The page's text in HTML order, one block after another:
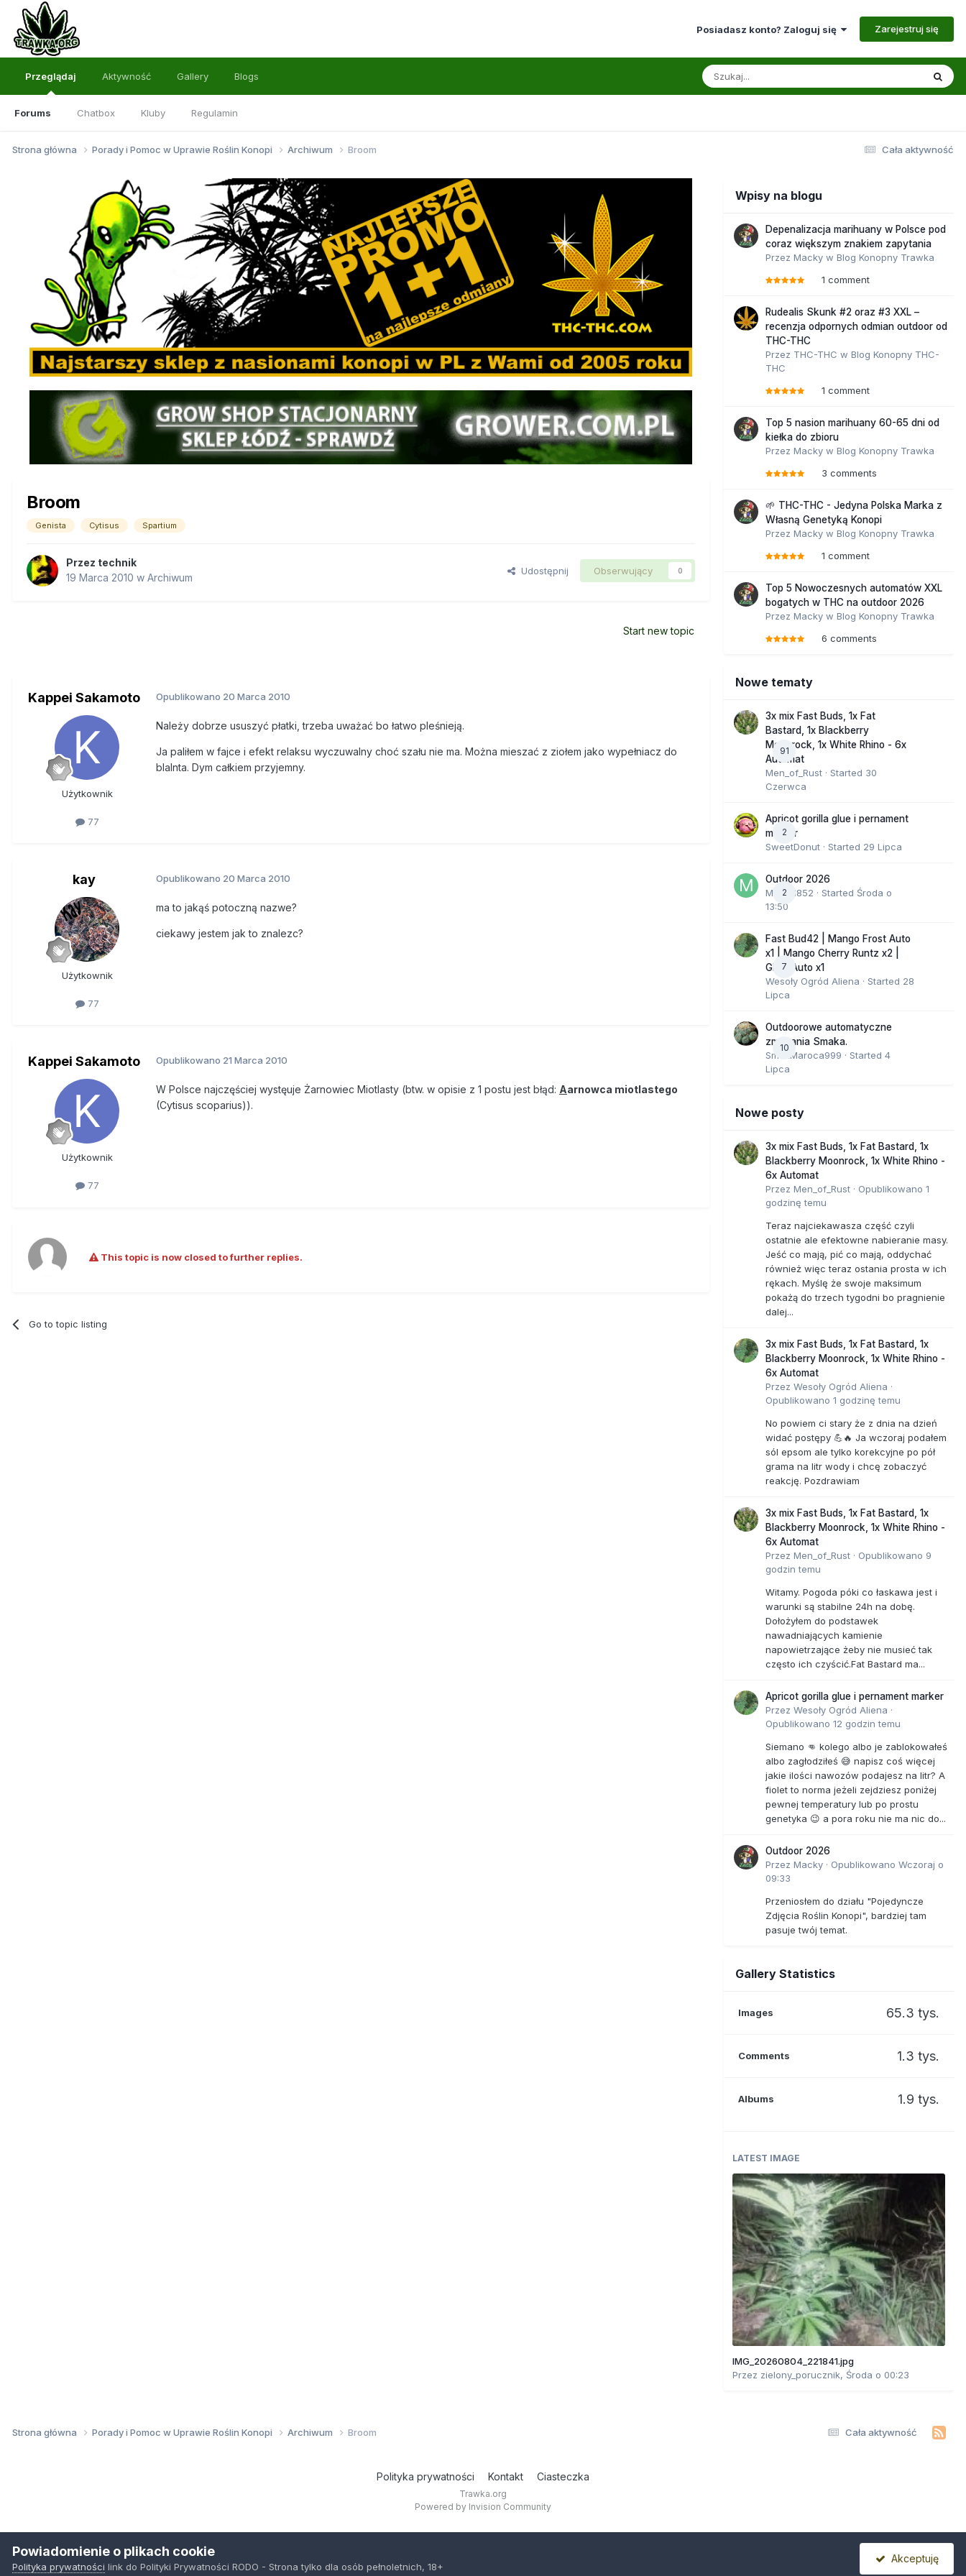
Posiadasz konto? Zaloguj się Zarejestruj się
Przeglądaj
Forums Chatbox Kluby Regulamin
Aktywność Gallery Blogs
Cała aktywność
Strona główna Porady i Pomoc w Uprawie Roślin Konopi Archiwum Broom
Broom
Genista Cytisus Spartium
Przez technik
19 Marca 2010 w Archiwum
Udostępnij Obserwujący 0
Start new topic
Kappei Sakamoto
Użytkownik
77
Opublikowano 20 Marca 2010
Należy dobrze ususzyć płatki, trzeba uważać bo łatwo pleśnieją.
Ja paliłem w fajce i efekt relaksu wyczuwalny choć szału nie ma. Można mieszać z ziołem jako wypełniacz do
blalnta. Dym całkiem przyjemny.
kay
Użytkownik
77
Opublikowano 20 Marca 2010
ma to jakąś potoczną nazwe?
ciekawy jestem jak to znalezc?
Kappei Sakamoto
Użytkownik
77
Opublikowano 21 Marca 2010
W Polsce najczęściej wystęuje Żarnowiec Miotlasty (btw. w opisie z 1 postu jest błąd: Aarnowca miotlastego
(Cytisus scoparius)).
This topic is now closed to further replies.
Go to topic listing
Wpisy na blogu
Depenalizacja marihuany w Polsce pod
coraz większym znakiem zapytania
Przez Macky w Blog Konopny Trawka
1 comment
Rudealis Skunk #2 oraz #3 XXL –
recenzja odpornych odmian outdoor od
THC-THC
Przez THC-THC w Blog Konopny THC-
THC
1 comment
Top 5 nasion marihuany 60-65 dni od
kiełka do zbioru
Przez Macky w Blog Konopny Trawka
3 comments
🌱 THC-THC - Jedyna Polska Marka z
Własną Genetyką Konopi
Przez Macky w Blog Konopny Trawka
1 comment
Top 5 Nowoczesnych automatów XXL
bogatych w THC na outdoor 2026
Przez Macky w Blog Konopny Trawka
6 comments
Nowe tematy
91
3x mix Fast Buds, 1x Fat
Bastard, 1x Blackberry
Moonrock, 1x White Rhino - 6x
Automat
Men_of_Rust · Started 30
Czerwca
2
Apricot gorilla glue i pernament
marker
SweetDonut · Started 29 Lipca
2
Outdoor 2026
Marcel852 · Started Środa o
13:50
7
Fast Bud42 | Mango Frost Auto
x1 | Mango Cherry Runtz x2 |
GMO Auto x1
Wesoły Ogród Aliena · Started 28
Lipca
10
Outdoorowe automatyczne
zmagania Smaka.
SmakMaroca999 · Started 4
Lipca
Nowe posty
3x mix Fast Buds, 1x Fat Bastard, 1x
Blackberry Moonrock, 1x White Rhino -
6x Automat
Przez Men_of_Rust · Opublikowano 1
godzinę temu
Teraz najciekawasza część czyli
ostatnie ale efektowne nabieranie masy.
Jeść co mają, pić co mają, oddychać
również więc teraz ostania prosta w ich
rękach. Myślę że swoje maksimum
pokażą do trzech tygodni bo pragnienie
dalej...
3x mix Fast Buds, 1x Fat Bastard, 1x
Blackberry Moonrock, 1x White Rhino -
6x Automat
Przez Wesoły Ogród Aliena ·
Opublikowano 1 godzinę temu
No powiem ci stary że z dnia na dzień
widać postępy 💪🔥 Ja wczoraj podałem
sól epsom ale tylko korekcyjne po pół
grama na litr wody i chcę zobaczyć
reakcję. Pozdrawiam
3x mix Fast Buds, 1x Fat Bastard, 1x
Blackberry Moonrock, 1x White Rhino -
6x Automat
Przez Men_of_Rust · Opublikowano 9
godzin temu
Witamy. Pogoda póki co łaskawa jest i
warunki są stabilne 24h na dobę.
Dołożyłem do podstawek
nawadniających kamienie
napowietrzające żeby nie musieć tak
często ich czyścić.Fat Bastard ma...
Apricot gorilla glue i pernament marker
Przez Wesoły Ogród Aliena ·
Opublikowano 12 godzin temu
Siemano 👊 kolego albo je zablokowałeś
albo zagłodziłeś 😅 napisz coś więcej
jakie ilości nawozów podajesz na litr? A
fiolet to norma jeżeli zejdziesz poniżej
pewnej temperatury lub po prostu
genetyka 😉 a pora roku nie ma nic do...
Outdoor 2026
Przez Macky · Opublikowano Wczoraj o
09:33
Przeniosłem do działu "Pojedyncze
Zdjęcia Roślin Konopi", bardziej tam
pasuje twój temat.
Gallery Statistics
Images 65.3 tys.
Comments 1.3 tys.
Albums 1.9 tys.
LATEST IMAGE
IMG_20260804_221841.jpg
Przez zielony_porucznik, Środa o 00:23
Cała aktywność
Strona główna Porady i Pomoc w Uprawie Roślin Konopi Archiwum Broom
Polityka prywatności Kontakt Ciasteczka
Trawka.org
Powered by Invision Community
Powiadomienie o plikach cookie
Polityka prywatności link do Polityki Prywatności RODO - Strona tylko dla osób pełnoletnich, 18+
Akceptuję